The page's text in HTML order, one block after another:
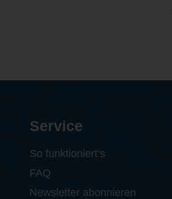
Service
So funktioniert‘s
FAQ
Newsletter abonnieren